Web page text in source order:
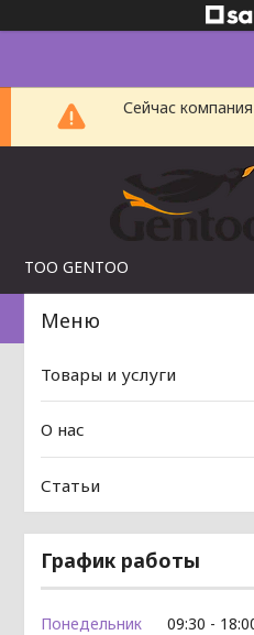
Сейчас
TOO GENTOO
Товары и услуги
О нас
Статьи
График работы
Понедельник 09:30